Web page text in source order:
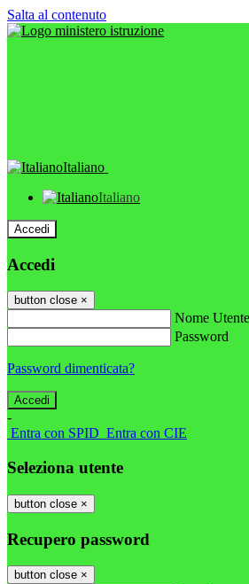
Salta al contenuto
Italiano
Italiano
Accedi
Accedi
button close ×
Nome Utente
Password
Password dimenticata?
-
Entra con SPID Entra con CIE
Seleziona utente
button close ×
Recupero password
button close ×